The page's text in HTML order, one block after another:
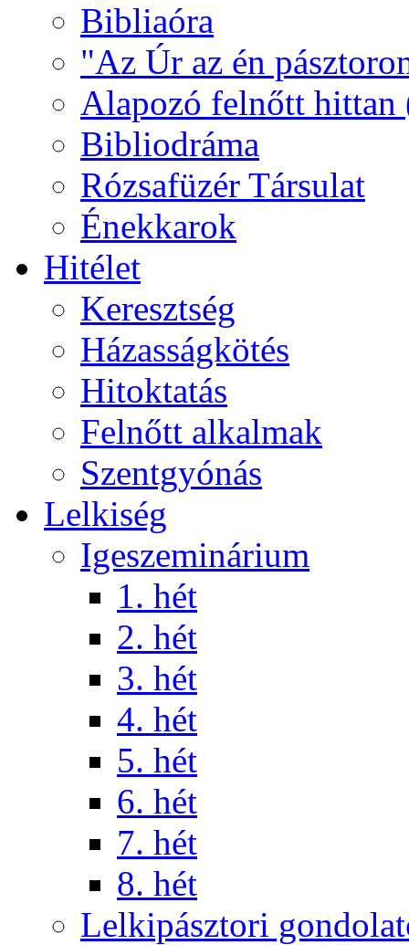
Bibliaóra
"Az Úr az én
Alapozó felnőtt hittan
Bibliodráma
Rózsafüzér Társulat
Énekkarok
Hitélet
Keresztség
Házasságkötés
Hitoktatás
Felnőtt alkalmak
Szentgyónás
Lelkiség
Igeszeminárium
1. hét
2. hét
3. hét
4. hét
5. hét
6. hét
7. hét
8. hét
Lelkipásztori